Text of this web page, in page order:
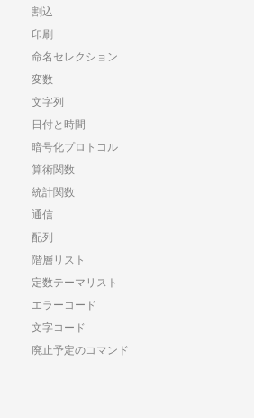
割込
印刷
命名セレクション
変数
文字列
日付と時間
暗号化プロトコル
算術関数
統計関数
通信
配列
階層リスト
定数テーマリスト
エラーコード
文字コード
廃止予定のコマンド